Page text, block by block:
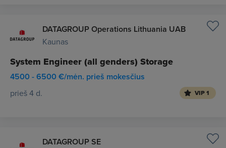
DATAGROUP Operations Lithuania UAB
Kaunas
System Engineer (all genders) Storage
4500 - 6500 €/mėn. prieš mokesčius
prieš 4 d. VIP 1
DATAGROUP SE